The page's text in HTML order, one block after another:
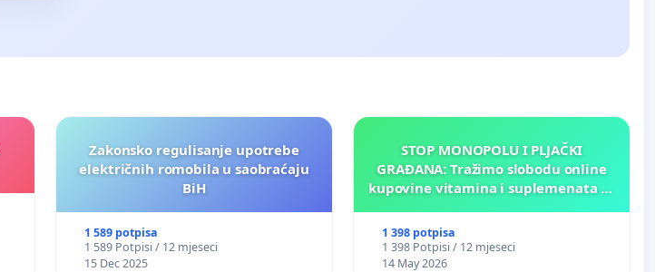
Zakonsko regulisanje upotrebe
električnih romobila u saobraćaju
BiH
1 589 potpisa
1 589 Potpisi / 12 mjeseci
15 Dec 2025
STOP MONOPOLU I PLJAČKI
GRAĐANA: Tražimo slobodu online
kupovine vitamina i suplemenata za
1 398 potpisa
1 398 Potpisi / 12 mjeseci
14 May 2026